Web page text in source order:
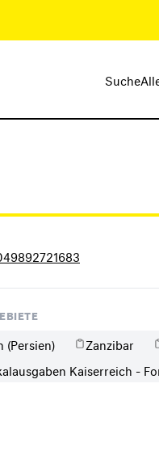
Suche
(Persien) Zanzibar
Kaiserreich -